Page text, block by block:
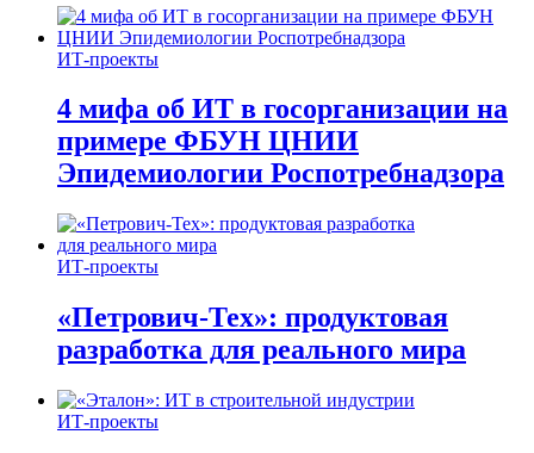
ИТ-проекты
4 мифа об ИТ в госорганизации на
примере ФБУН ЦНИИ
Эпидемиологии Роспотребнадзора
ИТ-проекты
«Петрович-Тех»: продуктовая
разработка для реального мира
ИТ-проекты